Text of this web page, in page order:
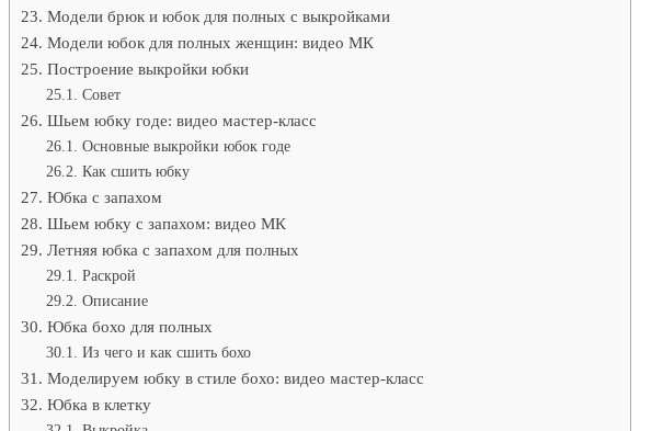
Модели брюк и юбок для полных с выкройками
Модели юбок для полных женщин: видео МК
Построение выкройки юбки
Совет
Шьем юбку годе: видео мастер-класс
Основные выкройки юбок годе
Как сшить юбку
Юбка с запахом
Шьем юбку с запахом: видео МК
Летняя юбка с запахом для полных
Раскрой
Описание
Юбка бохо для полных
Из чего и как сшить бохо
Моделируем юбку в стиле бохо: видео мастер-класс
Юбка в клетку